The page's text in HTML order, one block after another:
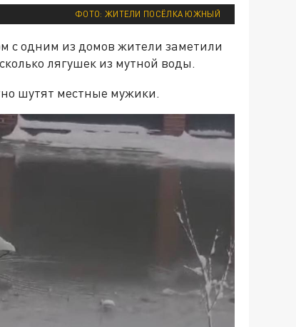
ФОТО: ЖИТЕЛИ ПОСЁЛКА ЮЖНЫЙ
с одним из домов жители заметили
лягушек из мутной воды.
шутят местные мужики.